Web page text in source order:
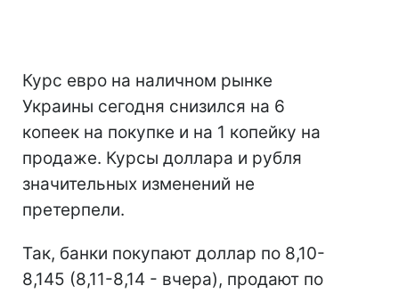
Курс евро на наличном рынке
Украины сегодня снизился на 6
копеек на покупке и на 1 копейку на
продаже. Курсы доллара и рубля
значительных изменений не
претерпели.
Так, банки покупают доллар по 8,10-
8,145 (8,11-8,14 - вчера), продают по